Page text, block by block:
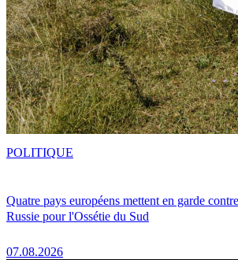
Quatre pays européens mettent en garde
Russie pour l'Ossétie du Sud
07.08.2026
POLITIQUE